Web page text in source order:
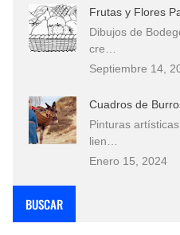
Frutas y Flores
Dibujos de
cre…
Septiembre 14,
Cuadros de
Pinturas
lien…
Enero 15, 2024
BUSCAR